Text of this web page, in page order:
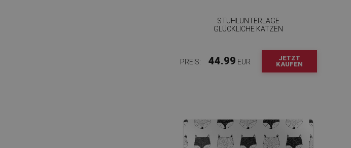
STUHLUNTERLAGE
GLÜCKLICHE KATZEN
PREIS: 44.99 EUR
JETZT
KAUFEN